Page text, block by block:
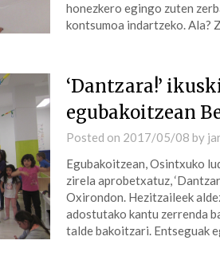
honezkero egingo zuten
kontsumoa indartzeko. Ala?
‘Dantzara!’
egubakoitzean
Posted on 2017/05/08 by
Egubakoitzean, Osintxuko
zirela aprobetxatuz,
Oxirondon. Hezitzaileek
adostutako kantu zerrenda
talde bakoitzari. Entseguak